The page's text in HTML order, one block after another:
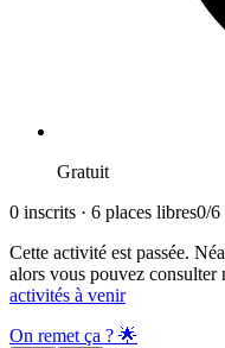
Gratuit
0 inscrits · 6 places libres0/6
Cette activité est passée.
alors vous pouvez consulter
activités à venir
On remet ça ? 🌟